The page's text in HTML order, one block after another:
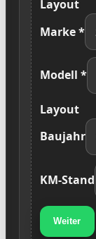
Layout
Marke*
Modell *
Layout
Baujahr
KM-Stand
Weiter